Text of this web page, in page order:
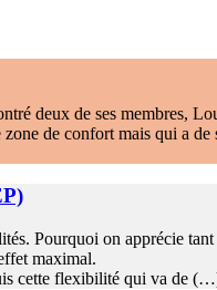
deux de ses membres,
de confort mais qui a
Pourquoi on apprécie
maximal.
cette flexibilité qui va de